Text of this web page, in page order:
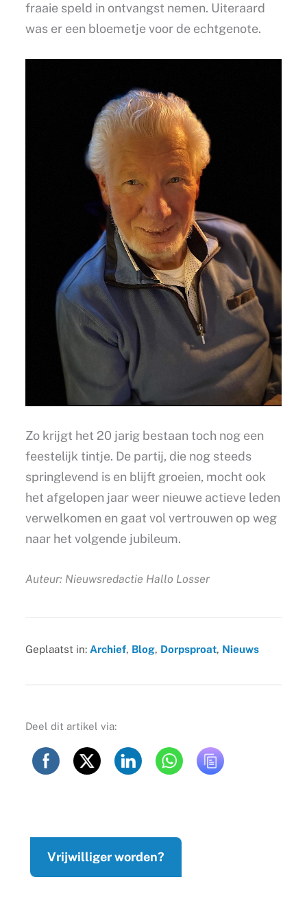
fraaie speld in ontvangst nemen. Uiteraard
was er een bloemetje voor de echtgenote.
Zo krijgt het 20 jarig bestaan toch nog een
feestelijk tintje. De partij, die nog steeds
springlevend is en blijft groeien, mocht ook
het afgelopen jaar weer nieuwe actieve leden
verwelkomen en gaat vol vertrouwen op weg
naar het volgende jubileum.
Auteur: Nieuwsredactie Hallo Losser
Geplaatst in: Archief, Blog, Dorpsproat, Nieuws
Deel dit artikel via:
Vrijwilliger worden?